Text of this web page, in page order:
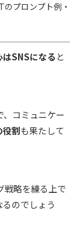
プロンプト例・
SNSになる と
コミュニケー
役割も果たして
戦略を練る上で
のでしょう